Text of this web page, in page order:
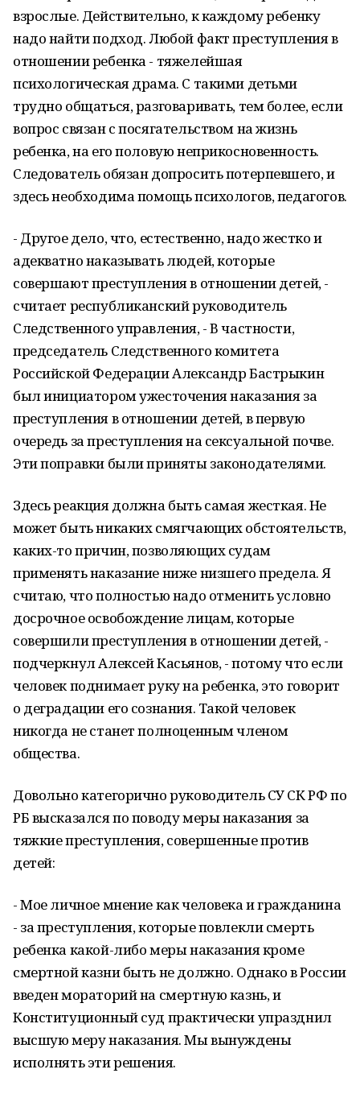
взрослые. Действительно, к каждому ребенку
надо найти подход. Любой факт преступления в
отношении ребенка - тяжелейшая
психологическая драма. С такими детьми
трудно общаться, разговаривать, тем более, если
вопрос связан с посягательством на жизнь
ребенка, на его половую неприкосновенность.
Следователь обязан допросить потерпевшего, и
здесь необходима помощь психологов, педагогов.
- Другое дело, что, естественно, надо жестко и
адекватно наказывать людей, которые
совершают преступления в отношении детей, -
считает республиканский руководитель
Следственного управления, - В частности,
председатель Следственного комитета
Российской Федерации Александр Бастрыкин
был инициатором ужесточения наказания за
преступления в отношении детей, в первую
очередь за преступления на сексуальной почве.
Эти поправки были приняты законодателями.
Здесь реакция должна быть самая жесткая. Не
может быть никаких смягчающих обстоятельств,
каких-то причин, позволяющих судам
применять наказание ниже низшего предела. Я
считаю, что полностью надо отменить условно
досрочное освобождение лицам, которые
совершили преступления в отношении детей, -
подчеркнул Алексей Касьянов, - потому что если
человек поднимает руку на ребенка, это говорит
о деградации его сознания. Такой человек
никогда не станет полноценным членом
общества.
Довольно категорично руководитель СУ СК РФ по
РБ высказался по поводу меры наказания за
тяжкие преступления, совершенные против
детей:
- Мое личное мнение как человека и гражданина
- за преступления, которые повлекли смерть
ребенка какой-либо меры наказания кроме
смертной казни быть не должно. Однако в России
введен мораторий на смертную казнь, и
Конституционный суд практически упразднил
высшую меру наказания. Мы вынуждены
исполнять эти решения.